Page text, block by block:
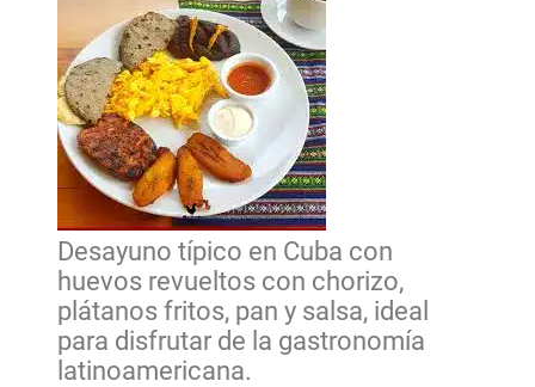
Desayuno típico en Cuba con
huevos revueltos con chorizo,
plátanos fritos, pan y salsa, ideal
para disfrutar de la gastronomía
latinoamericana.